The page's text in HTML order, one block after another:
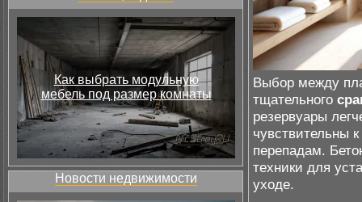
Как выбрать модульную
мебель под размер комнаты
Новости недвижимости
Выбор между
тщательного
резервуары
чувствительны
перепадам.
техники для
уходе.